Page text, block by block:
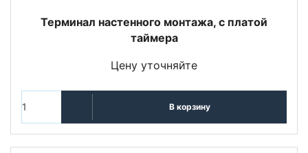
Терминал настенного монтажа, с платой
таймера
Цену уточняйте
В корзину